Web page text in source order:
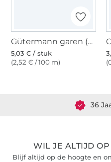
Gütermann garen (800) wit
5,03 € / stuk
(2,52 € / 100 m)
36
WIL JE ALTIJD
Blijf altijd op de hoogte en